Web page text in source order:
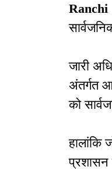
जारी
अंतर्गत
को
हालांकि
प्रशासन